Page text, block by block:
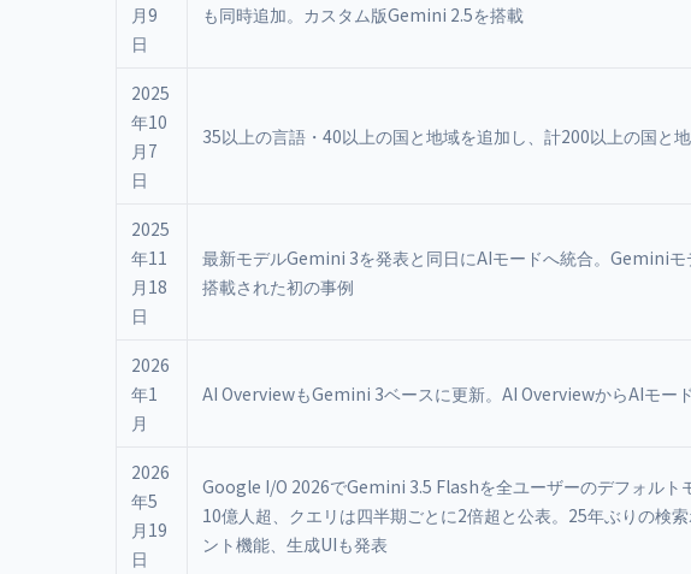
月9
日
も同時追加。カスタム版Gemini 2.5を搭載
2025
年10
月7
日
35以上の言語・40以上の国と地域を追加し、計200以上の国と
2025
年11
月18
日
最新モデルGemini 3を発表と同日にAIモードへ統合。Gemini
搭載された初の事例
2026
年1
月
AI OverviewもGemini 3ベースに更新。AI OverviewからAIモー
2026
年5
月19
日
Google I/O 2026でGemini 3.5 Flashを全ユーザーのデフォルト
10億人超、クエリは四半期ごとに2倍超と公表。25年ぶりの検
ント機能、生成UIも発表